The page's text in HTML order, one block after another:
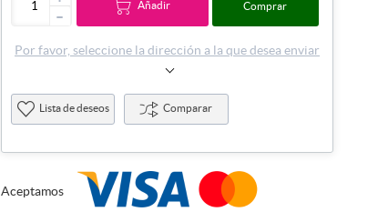
- Añadir Comprar
Por favor, seleccione la dirección a la que desea enviar
Lista de deseos Comparar
Aceptamos